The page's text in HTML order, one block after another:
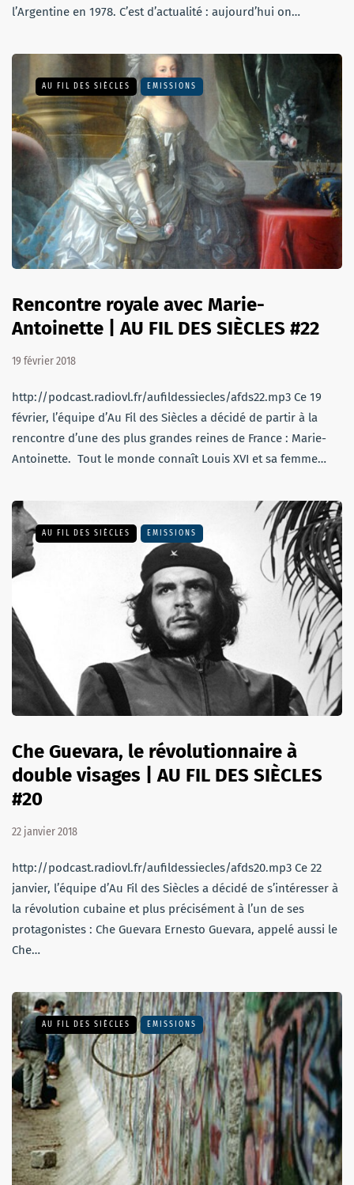
l’Argentine en 1978. C’est d’actualité : aujourd’hui on…
AU FIL DES SIÈCLES EMISSIONS
Rencontre royale avec Marie-
Antoinette | AU FIL DES SIÈCLES #22
19 février 2018
http://podcast.radiovl.fr/aufildessiecles/afds22.mp3 Ce 19
février, l’équipe d’Au Fil des Siècles a décidé de partir à la
rencontre d’une des plus grandes reines de France : Marie-
Antoinette. Tout le monde connaît Louis XVI et sa femme…
AU FIL DES SIÈCLES EMISSIONS
Che Guevara, le révolutionnaire à
double visages | AU FIL DES SIÈCLES
#20
22 janvier 2018
http://podcast.radiovl.fr/aufildessiecles/afds20.mp3 Ce 22
janvier, l’équipe d’Au Fil des Siècles a décidé de s’intéresser à
la révolution cubaine et plus précisément à l’un de ses
protagonistes : Che Guevara Ernesto Guevara, appelé aussi le
Che…
AU FIL DES SIÈCLES EMISSIONS